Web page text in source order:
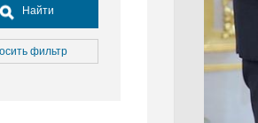
туризм и отдых
Найти
фильтр